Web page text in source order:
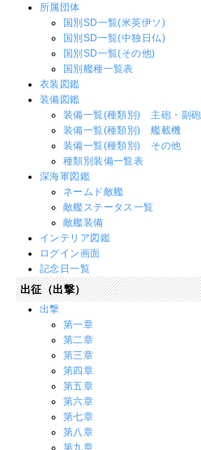
所属団体
国別SD一覧(米英伊ソ)
国別SD一覧(中独日仏)
国別SD一覧(その他)
国別艦種一覧表
衣装図鑑
装備図鑑
装備一覧(種類別) 主砲・副砲
装備一覧(種類別) 艦載機
装備一覧(種類別) その他
種類別装備一覧表
深海軍図鑑
ネームド敵艦
敵艦ステータス一覧
敵艦装備
インテリア図鑑
ログイン画面
記念日一覧
出征（出撃）
出撃
第一章
第二章
第三章
第四章
第五章
第六章
第七章
第八章
第九章